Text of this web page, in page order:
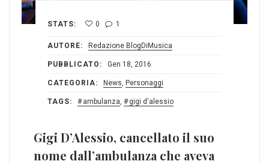
STATS: 0 1
AUTORE: Redazione BlogDiMusica
PUBBLICATO: Gen 18, 2016
CATEGORIA: News Personaggi
TAGS: ambulanza gigi d'alessio
Gigi D’Alessio, cancellato il suo
nome dall’ambulanza che aveva